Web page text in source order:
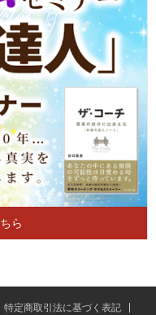
ら
特定商取引法に基づく表記